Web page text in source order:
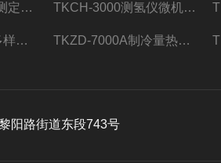
TKCFL-9氟氯离子测定仪自动煤质检测 TKCH-3000测氢仪微机氢元素测定煤质检测
TKDLY-8000微机多样测硫仪自动定硫仪化验室硫含量测定 TKZD-7000A制冷量热仪自动升降热值仪煤质检测
阳路街道东段743号